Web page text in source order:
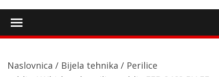
Naslovnica / Bijela tehnika / Perilice